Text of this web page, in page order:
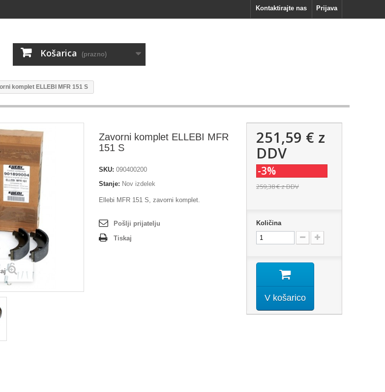
Prijava
Kontaktirajte nas
Košarica (prazno)
komplet ELLEBI MFR 151 S
Zavorni komplet ELLEBI MFR
151 S
SKU: 090400200
Stanje: Nov izdelek
Ellebi MFR 151 S, zavorni komplet.
Pošlji prijatelju
Tiskaj
251,59 € z
DDV
-3%
259,38 €z DDV
Količina
V košarico